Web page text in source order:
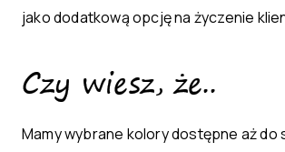
jako dodatkową opcję na życzenie
Czy wiesz, że..
Mamy wybrane kolory dostępne aż do